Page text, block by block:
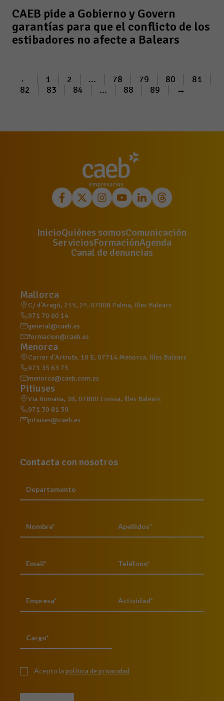
CAEB pide a Gobierno y Govern
garantías para que el conflicto de los
estibadores no afecte a Balears
← 1 2 ... 78 79 80
81
82
83 84 ... 88 89 →
InicioQuiénes somosComunicación
ServiciosFormaciónAgenda
Canal de denuncias
Mallorca
C/ d'Aragó, 215, 2º, 07008 Palma, Illes Balears
971 70 60 14
general@caeb.es
formacion@caeb.es
Menorca
Carrer d'Artrutx, 10 E, 07714 Menorca, Illes Balears
971 35 63 75
menorca@caeb.com.es
Pitiuses
Via Romana, 38, 07800 Eivissa, Illes Balears
971 39 81 39
pitiuses@caeb.es
Contacta con nosotros
Acepto la política de privacidad